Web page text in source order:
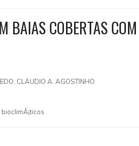
BAIAS COBERTAS
CLÁUDIO A. AGOSTINHO